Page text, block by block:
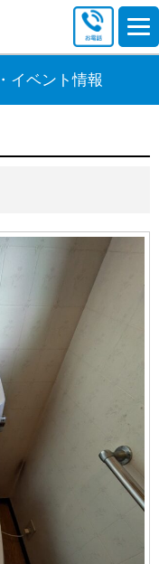
イベント情報